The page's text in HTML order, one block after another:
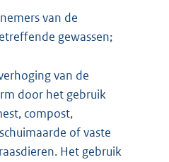
van de
gewassen;
van de
door het gebruik
compost,
of vaste
Het gebruik